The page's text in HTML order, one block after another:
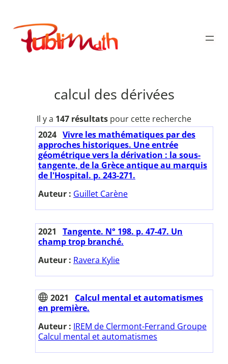
contenu
Publimath
calcul des dérivées
Il y a 147 résultats pour cette recherche
2024 Vivre les mathématiques par des
approches historiques. Une entrée
géométrique vers la dérivation : la sous-
tangente, de la Grèce antique au marquis
de l'Hospital. p. 243-271.
Auteur : Guillet Carène
2021
Tangente. N° 198. p. 47-47. Un
champ trop branché.
Auteur : Ravera Kylie
2021
Calcul mental et automatismes
en première.
Auteur : IREM de Clermont-Ferrand Groupe
Calcul mental et automatismes